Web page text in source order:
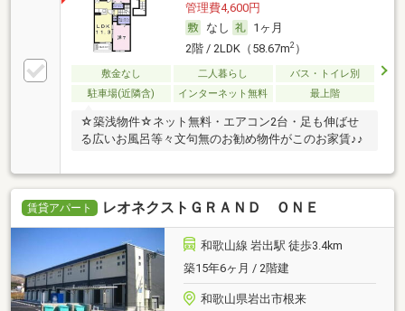
管理費4,600円
なし
1ヶ月
2階 / 2LDK（58.67m2）
敷金なし 二人暮らし
バス・トイレ別
駐車場(近隣含)
インターネット無料 最上階
☆築浅物件☆ネット無料・エアコン2台・足も伸ばせ
る広いお風呂等々文句無のお勧め物件がこのお家賃♪♪
賃貸アパート レオネクストＧＲＡＮＤ ＯＮＥ
和歌山線 岩出駅 徒歩3.4km
築15年6ヶ月 / 2階建
和歌山県岩出市根来